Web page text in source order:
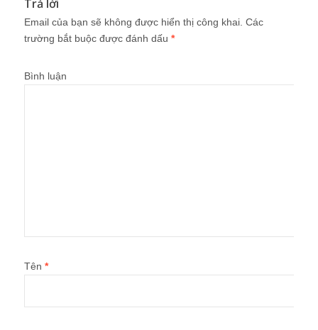
Trả lời
Email của bạn sẽ không được hiển thị công khai. Các
trường bắt buộc được đánh dấu *
Bình luận
Tên *